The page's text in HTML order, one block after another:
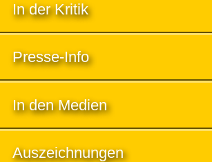
In der Kritik
Presse-Info
In den Medien
Auszeichnungen